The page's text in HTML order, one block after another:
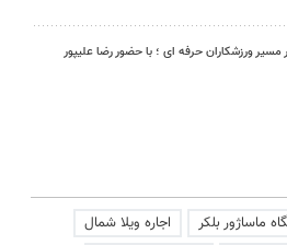
ورزشکاران حرفه ای ؛ با حضور رضا علیپور
ماساژور بلکر
اجاره ویلا شمال